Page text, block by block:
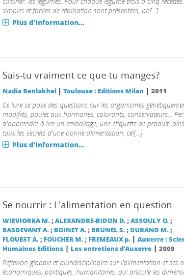
simples et faciles de réalisation sont présentées, ph[...]
Plus d'information...
Sais-tu vraiment ce que tu manges?
Nadia Benlakhel | Toulouse : Editions Milan | 2011
Ce livre se pose des questions sur les organismes
modifiés, poulet aux hormones, colorants, conservateurs...
d'apprendre à lire un emballage, une étiquette de produit,
tous les secrets d'une bonne alimentation, cel[...]
Plus d'information...
Se nourrir : L'alimentation en question
WIEVIORKA M.;ALEXANDRE-BIDON D.;ASSOULY O.;
BASDEVANT A.; BOINET A.; BRUNEL S.; DURAND M.;
FLOUEST A.; FOUCHER M.; FREMEAUX p. | Auxerre :
Humaines Editions| Les entretiens d'Auxerre| 2009
Réflexion globale et pluridisciplinaire sur l'alimentation et ses
économiques, politiques, humanitaires, qui articule les